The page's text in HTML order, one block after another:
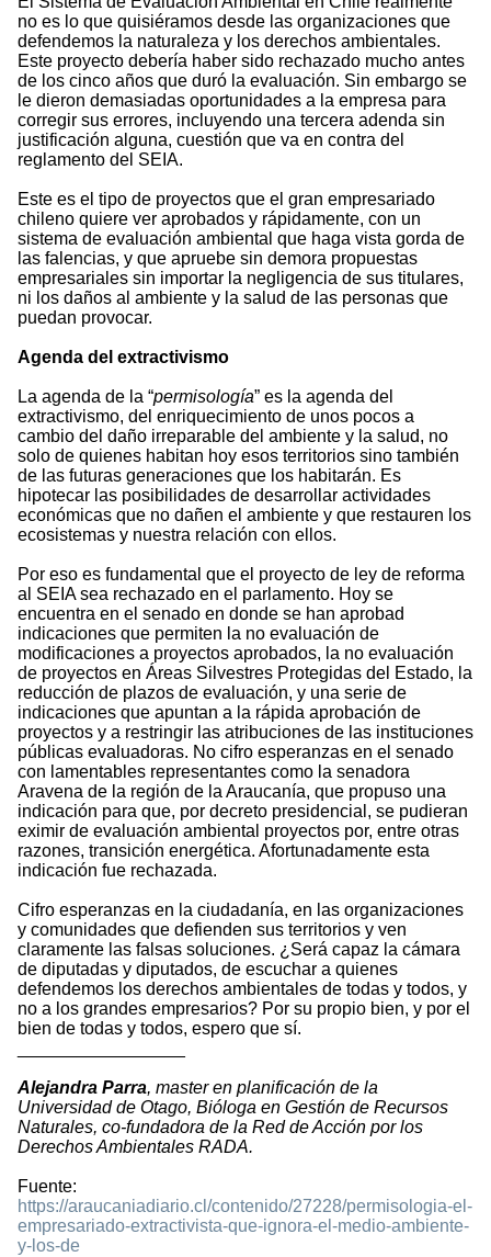
no es lo que quisiéramos desde las organizaciones que
defendemos la naturaleza y los derechos ambientales.
Este proyecto debería haber sido rechazado mucho antes
de los cinco años que duró la evaluación. Sin embargo se
le dieron demasiadas oportunidades a la empresa para
corregir sus errores, incluyendo una tercera adenda sin
justificación alguna, cuestión que va en contra del
reglamento del SEIA.
Este es el tipo de proyectos que el gran empresariado
chileno quiere ver aprobados y rápidamente, con un
sistema de evaluación ambiental que haga vista gorda de
las falencias, y que apruebe sin demora propuestas
empresariales sin importar la negligencia de sus titulares,
ni los daños al ambiente y la salud de las personas que
puedan provocar.
Agenda del extractivismo
La agenda de la “permisología” es la agenda del
extractivismo, del enriquecimiento de unos pocos a
cambio del daño irreparable del ambiente y la salud, no
solo de quienes habitan hoy esos territorios sino también
de las futuras generaciones que los habitarán. Es
hipotecar las posibilidades de desarrollar actividades
económicas que no dañen el ambiente y que restauren los
ecosistemas y nuestra relación con ellos.
Por eso es fundamental que el proyecto de ley de reforma
al SEIA sea rechazado en el parlamento. Hoy se
encuentra en el senado en donde se han aprobad
indicaciones que permiten la no evaluación de
modificaciones a proyectos aprobados, la no evaluación
de proyectos en Áreas Silvestres Protegidas del Estado, la
reducción de plazos de evaluación, y una serie de
indicaciones que apuntan a la rápida aprobación de
proyectos y a restringir las atribuciones de las instituciones
públicas evaluadoras. No cifro esperanzas en el senado
con lamentables representantes como la senadora
Aravena de la región de la Araucanía, que propuso una
indicación para que, por decreto presidencial, se pudieran
eximir de evaluación ambiental proyectos por, entre otras
razones, transición energética. Afortunadamente esta
indicación fue rechazada.
Cifro esperanzas en la ciudadanía, en las organizaciones
y comunidades que defienden sus territorios y ven
claramente las falsas soluciones. ¿Será capaz la cámara
de diputadas y diputados, de escuchar a quienes
defendemos los derechos ambientales de todas y todos, y
no a los grandes empresarios? Por su propio bien, y por el
bien de todas y todos, espero que sí.
Alejandra Parra, master en planificación de la
Universidad de Otago, Bióloga en Gestión de Recursos
Naturales, co-fundadora de la Red de Acción por los
Derechos Ambientales RADA.
Fuente:
https://araucaniadiario.cl/contenido/27228/permisologia-el-
empresariado-extractivista-que-ignora-el-medio-ambiente-
y-los-de